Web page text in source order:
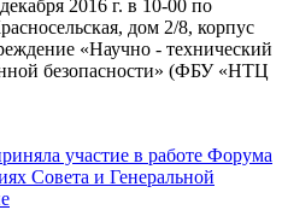
2016 г. в 10-00 по
дом 2/8, корпус
«Научно - технический
безопасности» (ФБУ «НТЦ
участие в работе Форума
Совета и Генеральной